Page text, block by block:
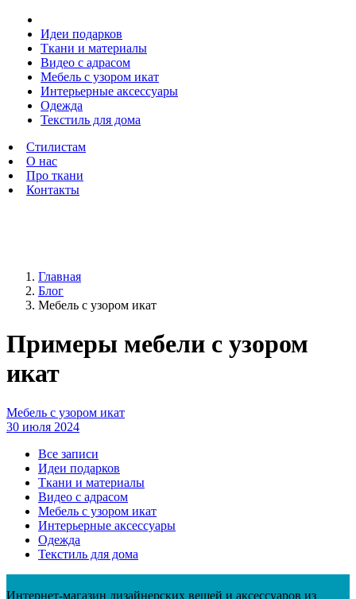
Идеи подарков
Ткани и материалы
Видео с адрасом
Мебель с узором икат
Интерьерные аксессуары
Одежда
Текстиль для дома
Стилистам
О нас
Про ткани
Контакты
Главная
Блог
Мебель с узором икат
Примеры мебели с узором
икат
Мебель с узором икат
30 июля 2024
Все записи
Идеи подарков
Ткани и материалы
Видео с адрасом
Мебель с узором икат
Интерьерные аксессуары
Одежда
Текстиль для дома
Интернет-магазин дизайнерских вещей и аксессуаров из